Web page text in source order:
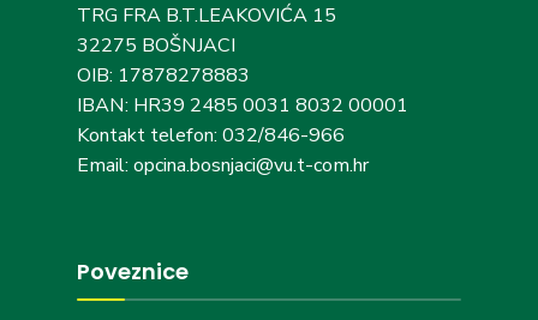
TRG FRA B.T.LEAKOVIĆA 15
32275 BOŠNJACI
OIB: 17878278883
IBAN: HR39 2485 0031 8032 00001
Kontakt telefon: 032/846-966
Email: opcina.bosnjaci@vu.t-com.hr
Poveznice